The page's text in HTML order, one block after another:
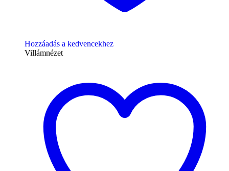
Hozzáadás a kedvencekhez
Villámnézet